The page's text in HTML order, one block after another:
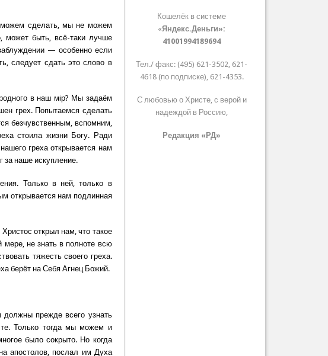
можем сделать, мы не можем
может быть, всё-таки лучше
— особенно если
следует сдать это слово в
в наш мiр? Мы задаём
грех. Попытаемся сделать
безчувственным, вспомним,
стоила жизни Богу. Ради
греха открывается нам
за наше искупление.
Только в ней, только в
открывается нам подлинная
открыл нам, что такое
не знать в полноте всю
тяжесть своего греха.
берёт на Себя Агнец Божий.
должны прежде всего узнать
Только тогда мы можем и
было сокрыто. Но когда
апостолов, послал им Духа
Кошелёк в системе
«Яндекс.Деньги»:
41001994189694
Тел./ факс: (495) 621-3502, 621-
4618 (по подписке), 621-4353.
С любовью о Христе, с верой и
надеждой в Россию,
Редакция «РД»